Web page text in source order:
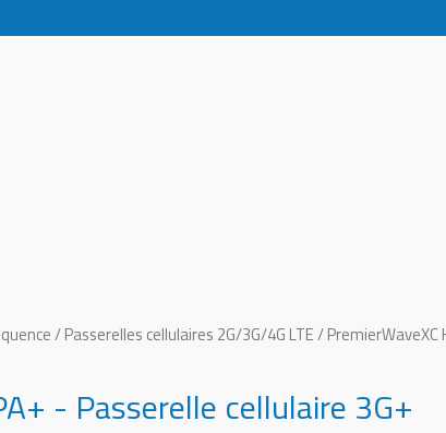
/Passerelles cellulaires 2G/3G/4G LTE/ PremierWaveXC
- Passerelle cellulaire 3G+